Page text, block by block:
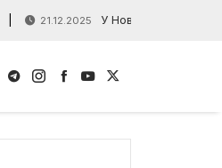
21.12.2025 У Новій Водолазі